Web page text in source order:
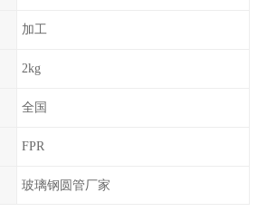
加工
2kg
全国
FPR
玻璃钢圆管厂家